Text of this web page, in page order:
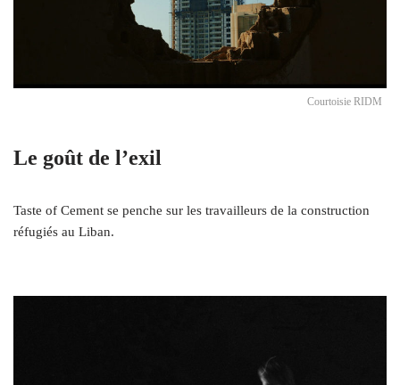
Courtoisie RIDM
Le goût de l’exil
Taste of Cement se penche sur les travailleurs de la construction
réfugiés au Liban.